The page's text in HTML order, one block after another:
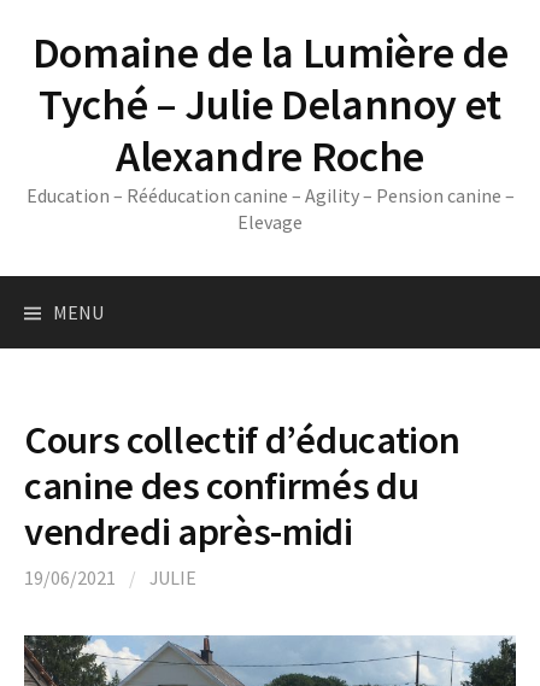
contentDomaine de la Lumière de
Tyché – Julie Delannoy et
Alexandre Roche
Education – Rééducation canine – Agility – Pension canine –
Elevage
MENU
Cours collectif d’éducation
canine des confirmés du
vendredi après-midi
19/06/2021 / JULIE